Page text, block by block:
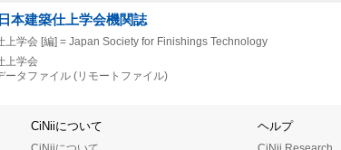
本建築仕上学会機関誌
上学会 [編] = Japan Society for Finishings Technology
上学会
ータファイル (リモートファイル)
CiNiiについて ヘルプ